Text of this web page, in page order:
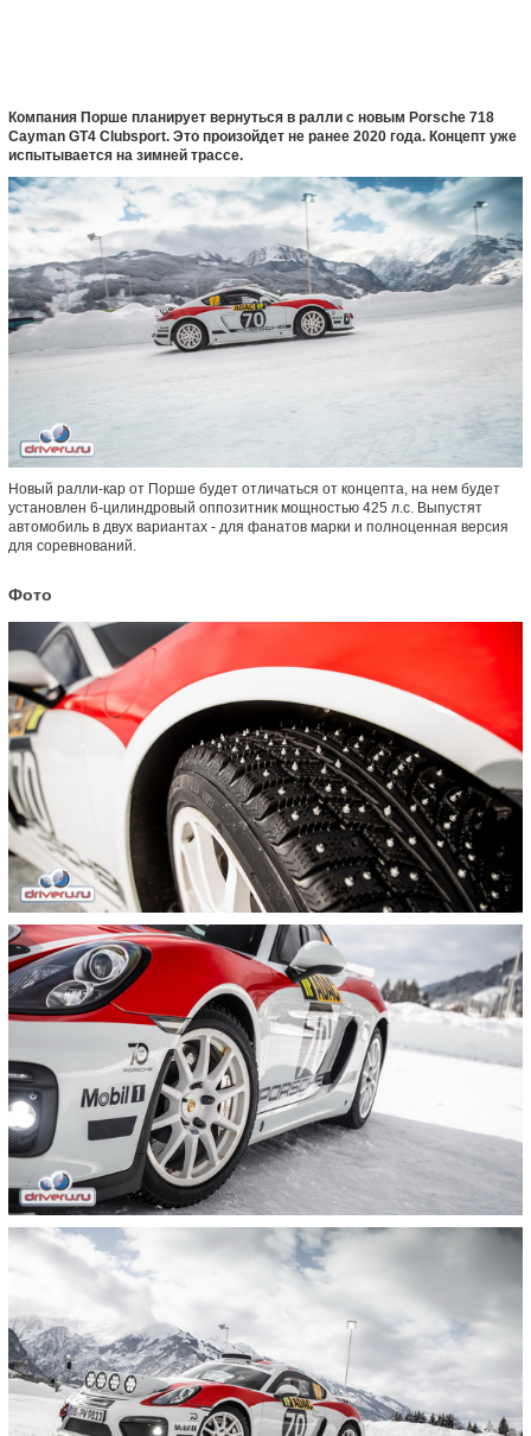
Компания Порше планирует вернуться в ралли с новым Porsche 718
Cayman GT4 Clubsport. Это произойдет не ранее 2020 года. Концепт уже
испытывается на зимней трассе.
Новый ралли-кар от Порше будет отличаться от концепта, на нем будет
установлен 6-цилиндровый оппозитник мощностью 425 л.с. Выпустят
автомобиль в двух вариантах - для фанатов марки и полноценная версия
для соревнований.
Фото